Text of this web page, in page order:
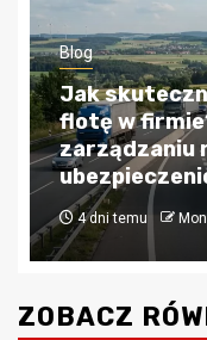
Blog
Jak
flotę w
zarządzaniu
4 dni temu
ZOBACZ